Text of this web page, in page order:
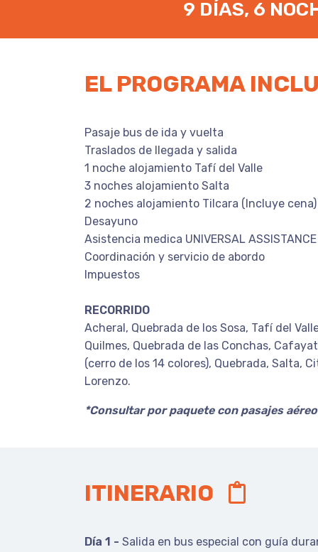
9 DÍAS, 6
EL PROGRAMA
Pasaje bus de ida y vuelta
Traslados de llegada y salida
1 noche alojamiento Tafí del Valle
3 noches alojamiento Salta
2 noches alojamiento Tilcara (Incluye cena)
Desayuno
Asistencia medica UNIVERSAL ASSISTANCE
Coordinación y servicio de abordo
Impuestos
RECORRIDO
Acheral, Quebrada de los Sosa, Tafí del
Quilmes, Quebrada de las Conchas,
(cerro de los 14 colores), Quebrada, Salta,
Lorenzo.
*Consultar por paquete con pasajes
ITINERARIO
Día 1 - Salida en bus especial con guía